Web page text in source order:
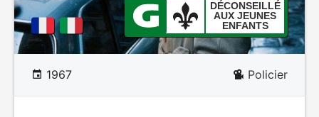
DÉCONSEILLÉ
AUX JEUNES
ENFANTS
1967 Policier